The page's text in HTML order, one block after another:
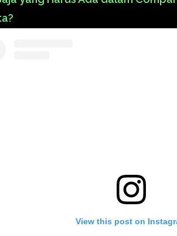
View this post on